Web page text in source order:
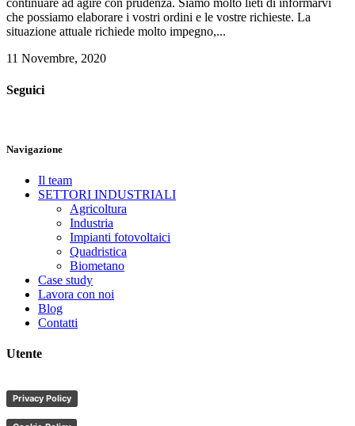
continuare ad agire con prudenza. Siamo molto lieti di informarvi
che possiamo elaborare i vostri ordini e le vostre richieste. La
situazione attuale richiede molto impegno,...
11 Novembre, 2020
Seguici
Navigazione
Il team
SETTORI INDUSTRIALI
Agricoltura
Industria
Impianti fotovoltaici
Quadristica
Biometano
Case study
Lavora con noi
Blog
Contatti
Utente
Privacy Policy